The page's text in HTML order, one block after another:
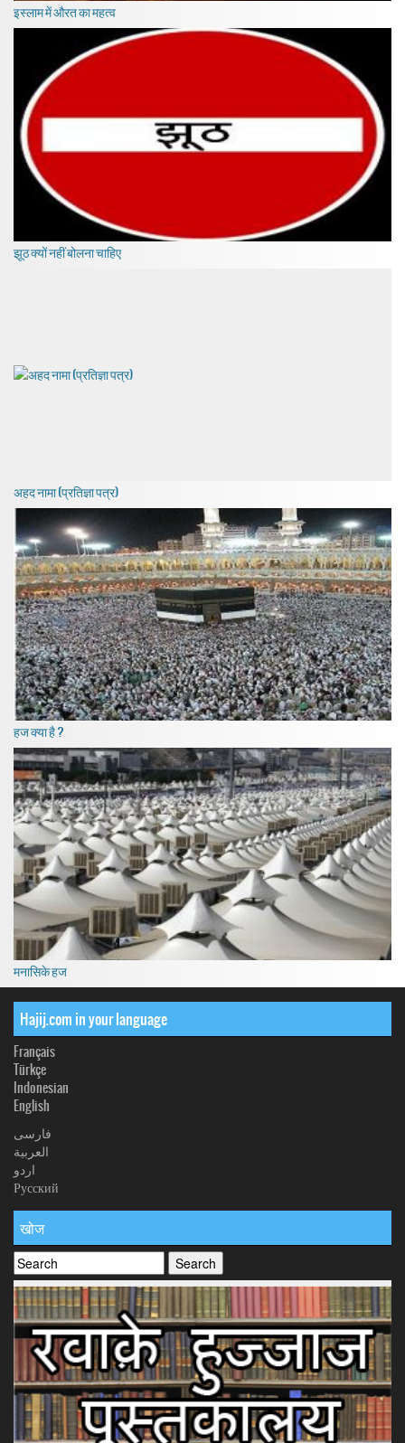
इस्लाम में औरत का महत्व
झूठ क्यों नहीं बोलना चाहिए
अहद नामा (प्रतिज्ञा पत्र)
हज क्या है ?
मनासिके हज
Hajij.com in your language
Français
Türkçe
Indonesian
English
فارسی
العربیة
اردو
Русский
खोज